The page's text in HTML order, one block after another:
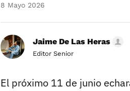
8 Mayo 2026
Jaime De Las Heras
Editor Senior
El próximo 11 de junio